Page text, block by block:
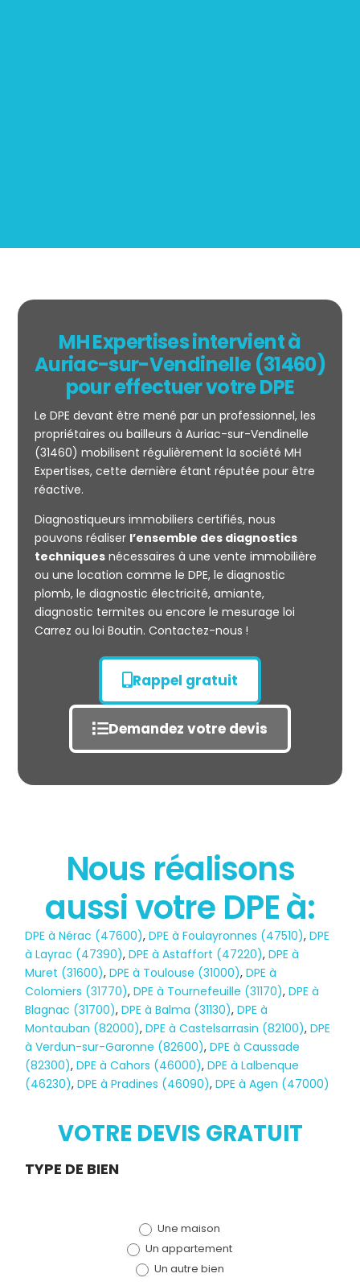
Mesurage
CARREZ
État des risques
POLLUTION
MH Expertises intervient à
Auriac-sur-Vendinelle (31460)
pour effectuer votre DPE
Le DPE devant être mené par un professionnel, les
propriétaires ou bailleurs à Auriac-sur-Vendinelle
(31460) mobilisent régulièrement la société MH
Expertises, cette dernière étant réputée pour être
réactive.
Diagnostiqueurs immobiliers certifiés, nous
pouvons réaliser l’ensemble des diagnostics
techniquesnécessaires à une vente immobilière
ou une location comme le DPE, le diagnostic
plomb, le diagnostic électricité, amiante,
diagnostic termites ou encore le mesurage loi
Carrez ou loi Boutin. Contactez-nous !
Rappel gratuit
Demandez votre devis
Nous réalisons
aussi votre DPE à:
DPE à Nérac (47600),DPE à Foulayronnes (47510),DPE
à Layrac (47390),DPE à Astaffort (47220),DPE à
Muret (31600),DPE à Toulouse (31000),DPE à
Colomiers (31770),DPE à Tournefeuille (31170),DPE à
Blagnac (31700),DPE à Balma (31130),DPE à
Montauban (82000),DPE à Castelsarrasin (82100),DPE
à Verdun-sur-Garonne (82600),DPE à Caussade
(82300),DPE à Cahors (46000),DPE à Lalbenque
(46230),DPE à Pradines (46090),DPE à Agen (47000)
VOTRE DEVIS GRATUIT
Demande
TYPE DE BIEN
Une maison
Un appartement
Un autre bien